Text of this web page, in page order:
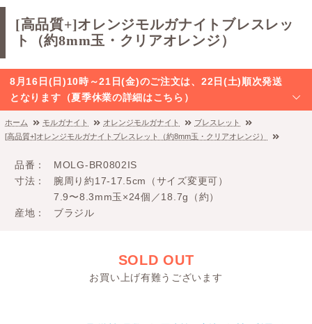
[高品質+]オレンジモルガナイトブレスレッ
ト（約8mm玉・クリアオレンジ）
8月16日(日)10時～21日(金)のご注文は、22日(土)順次発送
となります（夏季休業の詳細はこちら）
ホーム モルガナイト オレンジモルガナイト
ブレスレット
[高品質+]オレンジモルガナイトブレスレット（約8mm玉・クリアオレンジ）
品番
MOLG-BR0802IS
寸法
腕周り約17-17.5cm（サイズ変更可）
7.9〜8.3mm玉×24個／18.7g（約）
産地
ブラジル
SOLD OUT
お買い上げ有難うございます